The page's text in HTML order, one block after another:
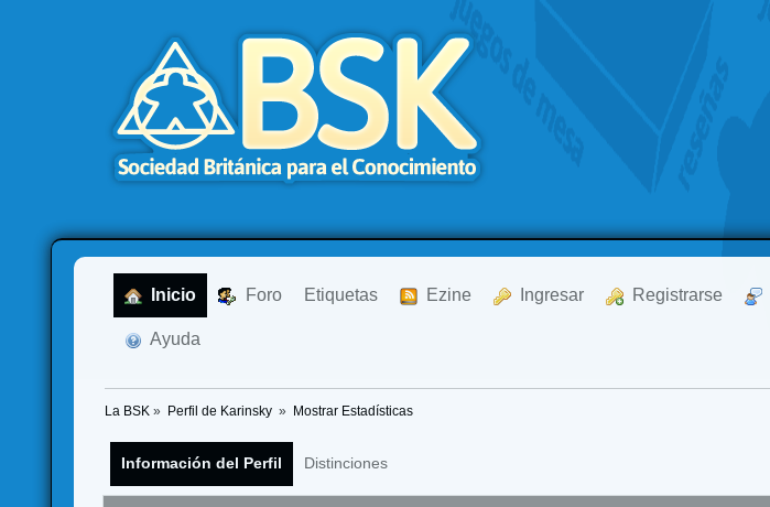
Inicio Foro Etiquetas Ezine Ingresar Registrarse
Ayuda
La BSK » Perfil de Karinsky » Mostrar Estadísticas
Información del Perfil Distinciones